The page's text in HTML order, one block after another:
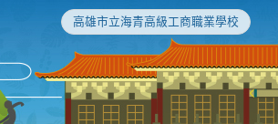
高雄市立海青高級工商職業學校